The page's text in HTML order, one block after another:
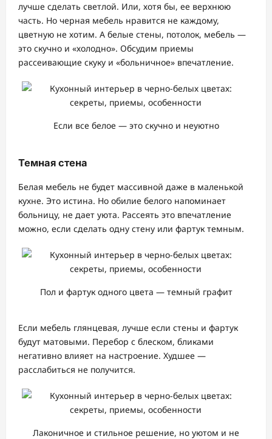
лучше сделать светлой. Или, хотя бы, ее верхнюю
часть. Но черная мебель нравится не каждому,
цветную не хотим. А белые стены, потолок, мебель —
это скучно и «холодно». Обсудим приемы
рассеивающие скуку и «больничное» впечатление.
Если все белое — это скучно и неуютно
Темная стена
Белая мебель не будет массивной даже в маленькой
кухне. Это истина. Но обилие белого напоминает
больницу, не дает уюта. Рассеять это впечатление
можно, если сделать одну стену или фартук темным.
Пол и фартук одного цвета — темный графит
Если мебель глянцевая, лучше если стены и фартук
будут матовыми. Перебор с блеском, бликами
негативно влияет на настроение. Худшее —
расслабиться не получится.
Лаконичное и стильное решение, но уютом и не